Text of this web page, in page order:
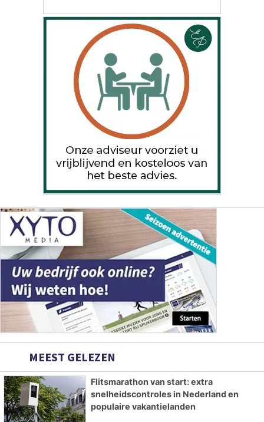
MEEST GELEZEN
Flitsmarathon van start: extra
snelheidscontroles in Nederland en
populaire vakantielanden